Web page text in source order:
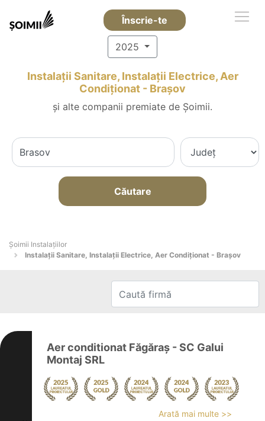
Înscrie-te
2025
Instalații Sanitare, Instalații Electrice, Aer
Condiționat - Braşov
și alte companii premiate de Șoimii.
Căutare
Şoimii Instalaţiilor
Instalații Sanitare, Instalații Electrice, Aer Condiționat - Braşov
Aer conditionat Făgăraș - SC Galui
Montaj SRL
Arată mai multe >>